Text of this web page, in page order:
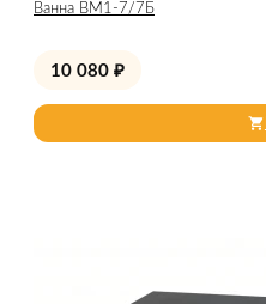
Ванна ВМ1-7/7Б
10 080 ₽